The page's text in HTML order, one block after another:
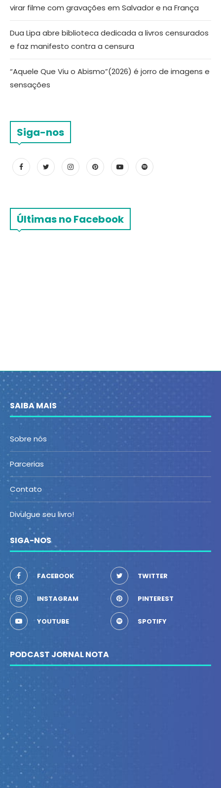
virar filme com gravações em Salvador e na França
Dua Lipa abre biblioteca dedicada a livros censurados
e faz manifesto contra a censura
“Aquele Que Viu o Abismo”(2026) é jorro de imagens e
sensações
Siga-nos
Últimas no Facebook
SAIBA MAIS
Sobre nós
Parcerias
Contato
Divulgue seu livro!
SIGA-NOS
FACEBOOK TWITTER
INSTAGRAM PINTEREST
YOUTUBE SPOTIFY
PODCAST JORNAL NOTA